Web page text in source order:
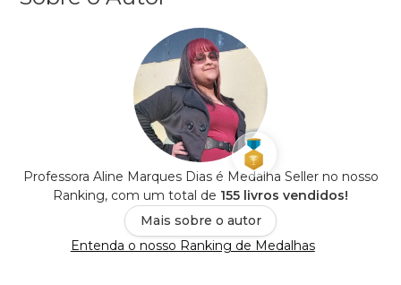
Professora Aline Marques Dias é Medalha Seller no nosso
Ranking, com um total de 155 livros vendidos!
Mais sobre o autor
Entenda o nosso Ranking de Medalhas